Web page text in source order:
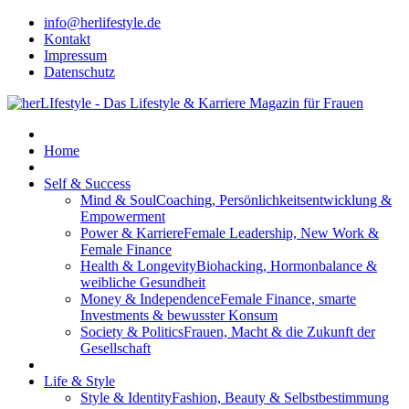
info@herlifestyle.de
Kontakt
Impressum
Datenschutz
Home
Self & Success
Mind & SoulCoaching, Persönlichkeitsentwicklung &
Empowerment
Power & KarriereFemale Leadership, New Work &
Female Finance
Health & LongevityBiohacking, Hormonbalance &
weibliche Gesundheit
Money & IndependenceFemale Finance, smarte
Investments & bewusster Konsum
Society & PoliticsFrauen, Macht & die Zukunft der
Gesellschaft
Life & Style
Style & IdentityFashion, Beauty & Selbstbestimmung